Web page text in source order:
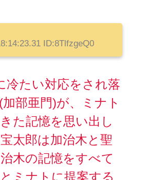
ID:8TlfzgeQ0
冷たい対応をされ落
部亜門)が、ミナト
た記憶を思い出し
太郎は加治木と聖
木の記憶をすべて
ミナトに提案する